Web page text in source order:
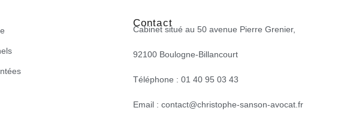
Contact
Cabinet situé au 50 avenue Pierre Grenier,
92100 Boulogne-Billancourt
Téléphone : 01 40 95 03 43
Email : contact@christophe-sanson-avocat.fr